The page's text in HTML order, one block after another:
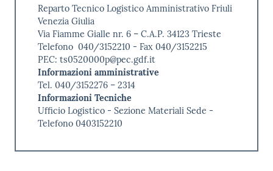
Reparto Tecnico Logistico Amministrativo Friuli
Venezia Giulia
Via Fiamme Gialle nr. 6 – C.A.P. 34123 Trieste
Telefono 040/3152210 - Fax 040/3152215
PEC: ts0520000p@pec.gdf.it
Informazioni amministrative
Tel. 040/3152276 – 2314
Informazioni Tecniche
Ufficio Logistico - Sezione Materiali Sede -
Telefono 0403152210